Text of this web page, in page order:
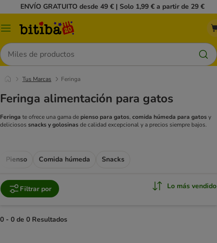
ENVÍO GRATUITO desde 49 € | Solo 1,99 € a partir de 29 €
Menú
Buscar
Tus Marcas Feringa
Feringa alimentación para gatos
Feringa te ofrece una gama de pienso para gatos, comida húmeda para gatosy
deliciosos snacks y golosinasde calidad excepcional y a precios siempre bajos.
Pienso Comida húmeda Snacks
Filtrar por Lo más vendido
0 - 0 de 0 Resultados